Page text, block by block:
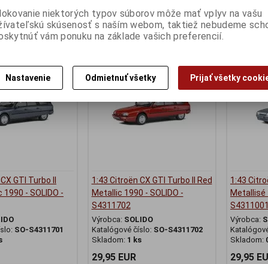
do košíka Pridať do košíka
GTI Turbo II
- SOLIDO -
SO-S4311701
1:43 Citroën CX GTI Turbo II Red
Metallic 1990 - SOLIDO -
S4311702
Výrobca: SOLIDO
Katalógové číslo: SO-S4311702
Skladom: 1 ks
29,95 EUR
1:43
Metallisé
S4311001
Výrobca:
Skladom:
29,95
niektorých typov súborov môže mať vplyv na vašu
skúsenosť s naším webom, taktiež nebudeme
vám ponuku na základe vašich preferencií.
Nastavenie Odmietnuť všetky Prijať všetky